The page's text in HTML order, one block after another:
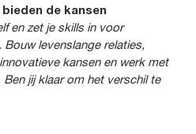
de kansen
en zet je skills in voor
levenslange relaties,
kansen en werk met
jij klaar om het verschil te